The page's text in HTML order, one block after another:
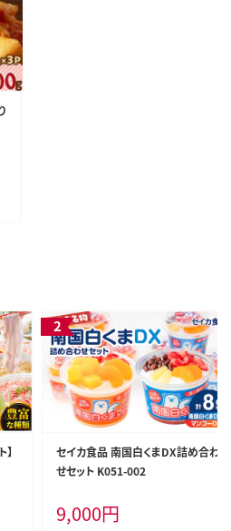
セイカ食品 南国白くまDX詰め合わ
せセット K051-002
9,000円